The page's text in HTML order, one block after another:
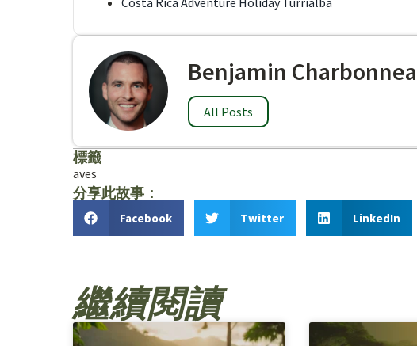
Benjamin
All Posts
標籤
aves
分享此故事：
Facebook Twitter LinkedIn
繼續閱讀